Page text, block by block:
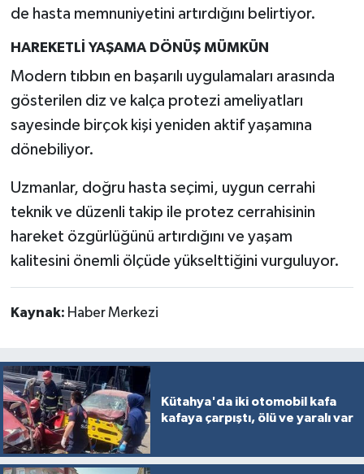
de hasta memnuniyetini artırdığını belirtiyor.
HAREKETLİ YAŞAMA DÖNÜŞ MÜMKÜN
Modern tıbbın en başarılı uygulamaları arasında
gösterilen diz ve kalça protezi ameliyatları
sayesinde birçok kişi yeniden aktif yaşamına
dönebiliyor.
Uzmanlar, doğru hasta seçimi, uygun cerrahi
teknik ve düzenli takip ile protez cerrahisinin
hareket özgürlüğünü artırdığını ve yaşam
kalitesini önemli ölçüde yükselttiğini vurguluyor.
Kaynak: Haber Merkezi
Kütahya'da iki otomobil kafa
kafaya çarpıştı, ölü ve yaralı var